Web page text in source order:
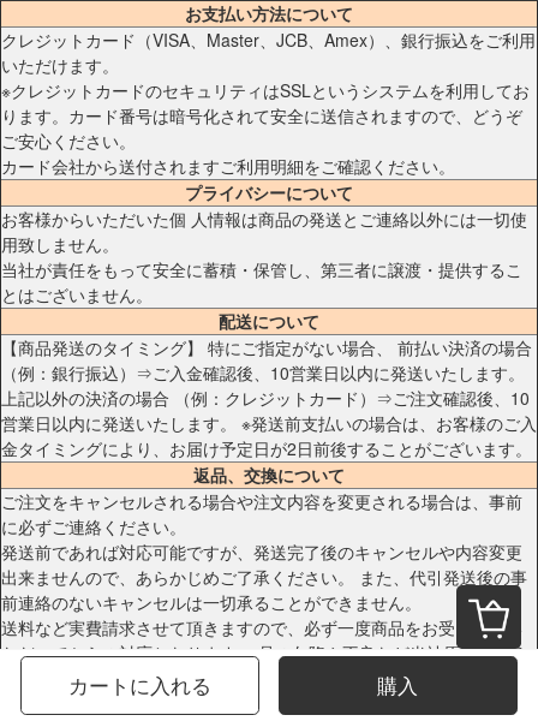
カートに入れる 購入
お支払い方法について
クレジットカード（VISA、Master、JCB、Amex）、銀行振込をご利用
いただけます。
※クレジットカードのセキュリティはSSLというシステムを利用してお
ります。カード番号は暗号化されて安全に送信されますので、どうぞ
ご安心ください。
カード会社から送付されますご利用明細をご確認ください。
プライバシーについて
お客様からいただいた個 人情報は商品の発送とご連絡以外には一切使
用致しません。
当社が責任をもって安全に蓄積・保管し、第三者に譲渡・提供するこ
とはございません。
配送について
【商品発送のタイミング】 特にご指定がない場合、 前払い決済の場合
（例：銀行振込）⇒ご入金確認後、10営業日以内に発送いたします。
上記以外の決済の場合 （例：クレジットカード）⇒ご注文確認後、10
営業日以内に発送いたします。 ※発送前支払いの場合は、お客様のご入
金タイミングにより、お届け予定日が2日前後することがございます。
返品、交換について
ご注文をキャンセルされる場合や注文内容を変更される場合は、事前
に必ずご連絡ください。
発送前であれば対応可能ですが、発送完了後のキャンセルや内容変更
出来ませんので、あらかじめご了承ください。 また、代引発送後の事
前連絡のないキャンセルは一切承ることができません。
送料など実費請求させて頂きますので、必ず一度商品をお受け取りい
ただいてからの対応となります。 品の欠陥や不良など当社原因による
場合のみ、返品・交換を受け付けております。
お客様サポート窓口